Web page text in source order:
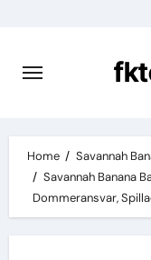
content
Home
Savannah
Savannah Banana
Dommeransvar,